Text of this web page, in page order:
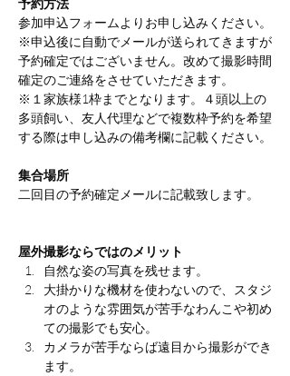
予約方法
参加申込フォームよりお申し込みください。
※申込後に自動でメールが送られてきますが
予約確定ではございません。改めて撮影時間
確定のご連絡をさせていただきます。
※１家族様1枠までとなります。４頭以上の
多頭飼い、友人代理などで複数枠予約を希望
する際は申し込みの備考欄に記載ください。
集合場所
二回目の予約確定メールに記載致します。
屋外撮影ならではのメリット
自然な姿の写真を残せます。
大掛かりな機材を使わないので、スタジ
オのような雰囲気が苦手なわんこや初め
ての撮影でも安心。
カメラが苦手ならば遠目から撮影ができ
ます。